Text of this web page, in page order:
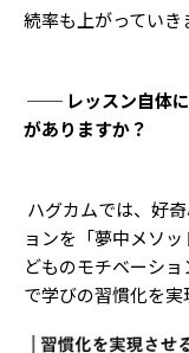
続率も上がっていき
── レッスン自体に
がありますか？
ハグカムでは、好
ョンを「夢中メソ
どものモチベーシ
で学びの習慣化を実